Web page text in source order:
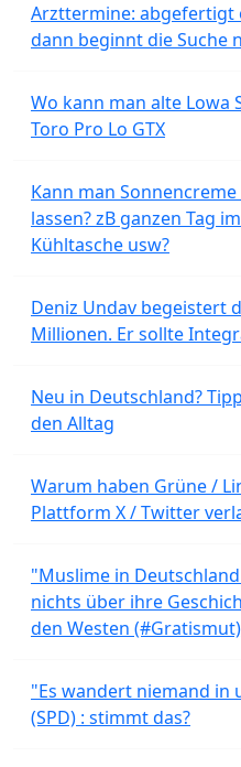
Arzttermine: abgefertigt
dann beginnt die Suche
Wo kann man alte Lowa
Toro Pro Lo GTX
Kann man
lassen? zB ganzen Tag
Kühltasche usw?
Deniz Undav begeistert
Millionen. Er sollte
Neu in Deutschland?
den Alltag
Warum haben Grüne /
Plattform X / Twitter
"Muslime in
nichts über ihre
den Westen
"Es wandert niemand in
(SPD) : stimmt das?